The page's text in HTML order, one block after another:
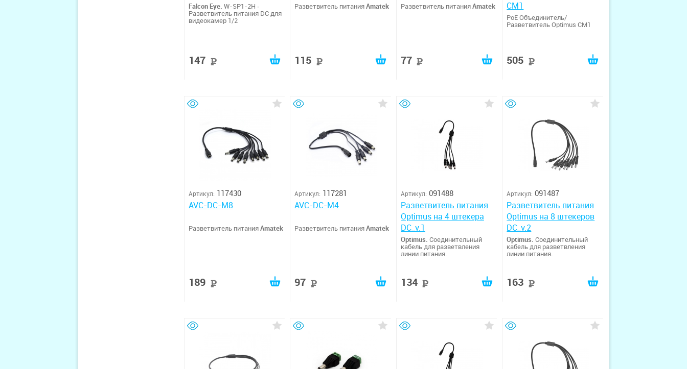
Falcon Eye. W-SP1-2H ∙
Разветвитель питания DC для
видеокамер 1/2
147
Разветвитель питанияAmatek
115
Разветвитель питанияAmatek
77
CM1
PoE Объединитель/
Разветвитель Optimus CM1
505
Артикул: 117430
AVC-DC-M8
Разветвитель питанияAmatek
189
Артикул: 117281
AVC-DC-M4
Разветвитель питанияAmatek
97
Артикул: 091488
Разветвитель питания
Optimus на 4 штекера
DC_v.1
Optimus. Соединительный
кабель для разветвления
линии питания.
134
Артикул: 091487
Разветвитель питания
Optimus на 8 штекеров
DC_v.2
Optimus. Соединительный
кабель для разветвления
линии питания.
163